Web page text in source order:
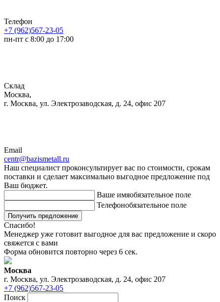
Телефон
+7 (962)567-23-05
пн-пт с 8:00 до 17:00
Склад
Москва,
г. Москва, ул. Электрозаводская, д. 24, офис 207
Email
centr@bazismetall.ru
Наш специалист проконсультирует вас по стоимости, срокам
поставки и сделает максимально выгодное предложение под
Ваш бюджет.
Ваше имяобязательное поле
Телефонобязательное поле
Получить предложение
Спасибо!
Менеджер уже готовит выгодное для вас предложение и скоро
свяжется с вами
Форма обновится повторно через 6 сек.
Москва
г. Москва, ул. Электрозаводская, д. 24, офис 207
+7 (962)567-23-05
Поиск